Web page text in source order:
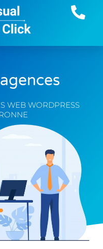
WEB WORDPRESS